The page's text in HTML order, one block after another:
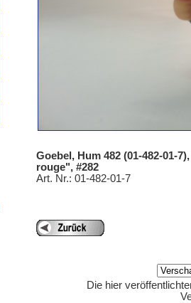
Goebel, Hum 482 (01-482-01-
rouge", #282
Art. Nr.: 01-482-01-7
Die hier